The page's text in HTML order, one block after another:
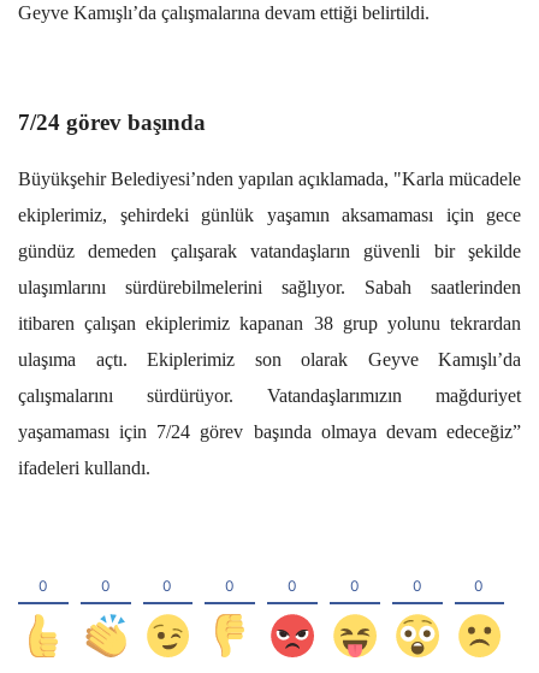
Geyve Kamışlı’da çalışmalarına devam ettiği belirtildi.
7/24 görev başında
Büyükşehir Belediyesi’nden yapılan açıklamada, "Karla mücadele
ekiplerimiz, şehirdeki günlük yaşamın aksamaması için gece
gündüz demeden çalışarak vatandaşların güvenli bir şekilde
ulaşımlarını sürdürebilmelerini sağlıyor. Sabah saatlerinden
itibaren çalışan ekiplerimiz kapanan 38 grup yolunu tekrardan
ulaşıma açtı. Ekiplerimiz son olarak Geyve Kamışlı’da
çalışmalarını sürdürüyor. Vatandaşlarımızın mağduriyet
yaşamaması için 7/24 görev başında olmaya devam edeceğiz”
ifadeleri kullandı.